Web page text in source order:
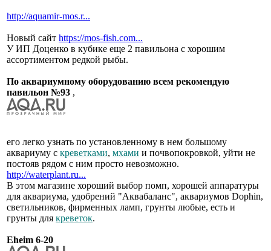
http://aquamir-mos.r...
Новый сайт https://mos-fish.com...
У ИП Доценко в кубике еще 2 павильона с хорошим
ассортиментом редкой рыбы.
По аквариумному оборудованию всем рекомендую
павильон №93 ,
его легко узнать по установленному в нем большому
аквариуму с креветками, мхами и почвопокровкой, уйти не
постояв рядом с ним просто невозможно.
http://waterplant.ru...
В этом магазине хороший выбор помп, хорошей аппаратуры
для аквариума, удобрений "Аквабаланс", аквариумов Dophin,
светильников, фирменных ламп, грунты любые, есть и
грунты для креветок.
Eheim 6-20